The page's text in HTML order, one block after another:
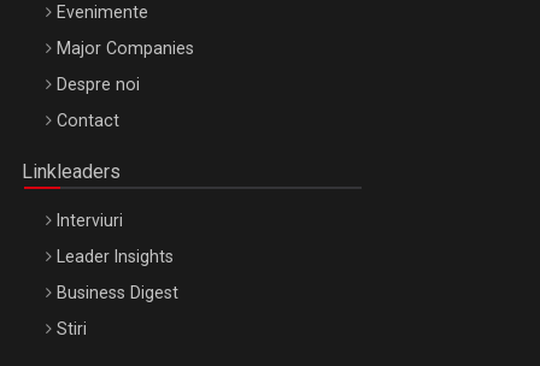
Be Inspired. Make it Happen!, ARTEMIS LETO, ORADEA, 8
Octombrie
Evenimente
Major Companies
Despre noi
Contact
Linkleaders
Interviuri
Leader Insights
Business Digest
Stiri